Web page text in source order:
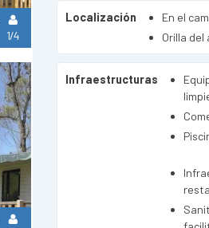
1/4
Localización En el
Orilla del
Infraestructuras